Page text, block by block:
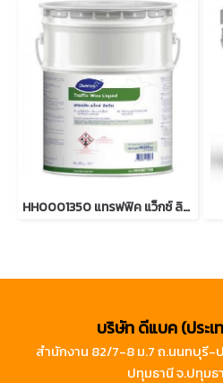
HH0001350 แทรฟฟิค แว็กซ์ ลิควิด
บริษัท ดีแบค (ประเ
สำนักงาน 82/7-8 ม.7 ถ.นนทบุรี-
ปทุมธานี จ.ปทุมธ